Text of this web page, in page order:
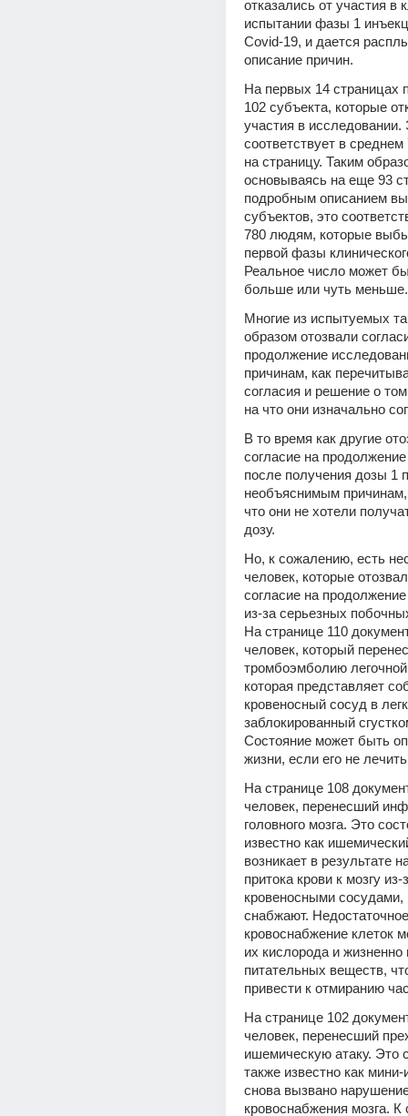
отказались от участия в
испытании фазы 1
Covid-19, и дается
описание причин.
На первых 14 страницах
102 субъекта, которые
участия в исследовании.
соответствует в
на страницу. Таким
основываясь на еще 93
подробным описанием
субъектов, это
780 людям, которые
первой фазы
Реальное число может
больше или чуть меньше.
Многие из испытуемых
образом отозвали
продолжение
причинам, как
согласия и решение о
на что они изначально
В то время как другие
согласие на
после получения дозы 1
необъяснимым причинам,
что они не хотели
дозу.
Но, к сожалению, есть
человек, которые
согласие на
из-за серьезных
На странице 110
человек, который перенес
тромбоэмболию
которая представляет
кровеносный сосуд в
заблокированный
Состояние может быть
жизни, если его не
На странице 108
человек, перенесший
головного мозга. Это
известно как
возникает в результате
притока крови к мозгу
кровеносными сосудами,
снабжают. Недостаточное
кровоснабжение клеток
их кислорода и
питательных веществ,
привести к отмиранию
На странице 102
человек, перенесший
ишемическую атаку. Это
также известно как мини-
снова вызвано
кровоснабжения мозга.